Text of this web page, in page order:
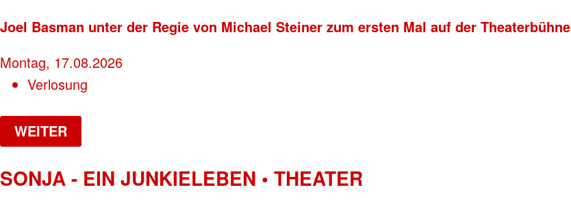
Joel Basman unter der Regie von Michael Steiner zum ersten Mal auf der Theaterbühne
Montag, 17.08.2026
Verlosung
WEITER
SONJA - EIN JUNKIELEBEN • THEATER